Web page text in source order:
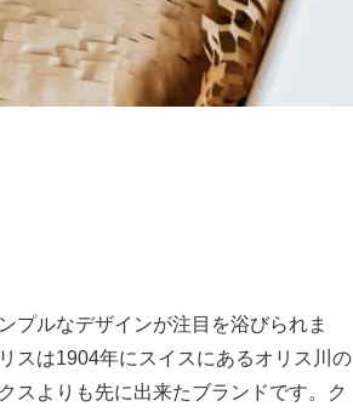
プルなデザインが注目を浴びられま
スは1904年にスイスにあるオリス川の
スよりも先に出来たブランドです。ク